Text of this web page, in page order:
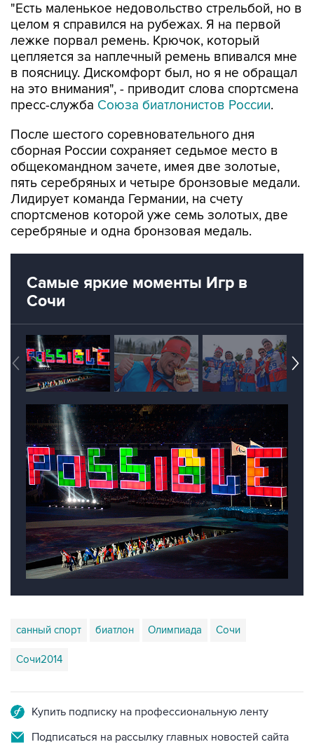
"Есть маленькое недовольство стрельбой, но в
целом я справился на рубежах. Я на первой
лежке порвал ремень. Крючок, который
цепляется за наплечный ремень впивался мне
в поясницу. Дискомфорт был, но я не обращал
на это внимания", - приводит слова спортсмена
пресс-служба Союза биатлонистов России.
После шестого соревновательного дня
сборная России сохраняет седьмое место в
общекомандном зачете, имея две золотые,
пять серебряных и четыре бронзовые медали.
Лидирует команда Германии, на счету
спортсменов которой уже семь золотых, две
серебряные и одна бронзовая медаль.
Самые яркие моменты Игр в
Сочи
санный спорт биатлон Олимпиада Сочи
Сочи2014
Купить подписку на профессиональную ленту
Подписаться на рассылку главных новостей сайта